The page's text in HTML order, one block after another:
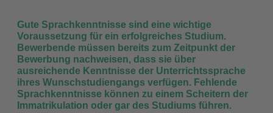
Gute Sprachkenntnisse sind eine wichtige
Voraussetzung für ein erfolgreiches Studium.
Bewerbende müssen bereits zum Zeitpunkt der
Bewerbung nachweisen, dass sie über
ausreichende Kenntnisse der Unterrichtssprache
ihres Wunschstudiengangs verfügen. Fehlende
Sprachkenntnisse können zu einem Scheitern der
Immatrikulation oder gar des Studiums führen.